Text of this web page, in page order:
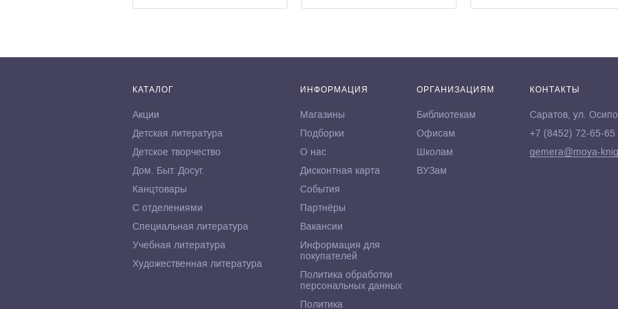
КАТАЛОГ
Акции
Детская литература
Детское творчество
Дом. Быт. Досуг.
Канцтовары
С отделениями
Специальная литература
Учебная литература
Художественная литература
ИНФОРМАЦИЯ
Магазины
Подборки
О нас
Дисконтная карта
События
Партнёры
Вакансии
Информация для
покупателей
Политика обработки
персональных данных
Политика
ОРГАНИЗАЦИЯМ
Библиотекам
Офисам
Школам
ВУЗам
КОНТАКТЫ
Саратов, ул.
+7 (8452) 72-65-65
gemera@moya-